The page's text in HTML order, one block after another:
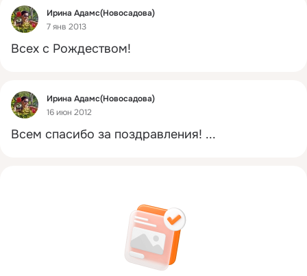
Фид
Ирина Адамс(Новосадова)
7 янв 2013
Всех с Рождеством!
Фид
Ирина Адамс(Новосадова)
16 июн 2012
Всем спасибо за поздравления! ...